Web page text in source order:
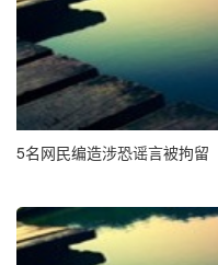
5名网民编造涉恐谣言被拘留